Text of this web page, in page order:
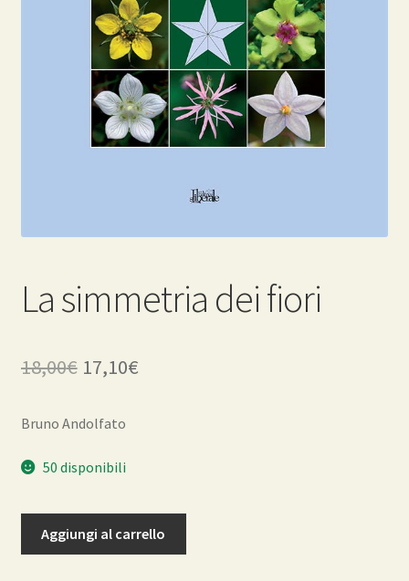
La simmetria dei fiori
18,00€ Il
originale
era:
17,10€Il
Bruno Andolfato
50 disponibili
simmetria
Aggiungi al carrello